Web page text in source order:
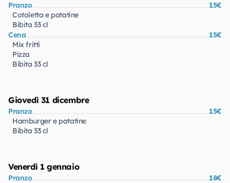
Pranzo
15€
Cotoletta e patatine
Bibita 33 cl
Cena
15€
Mix fritti
Pizza
Bibita 33 cl
Giovedì 31 dicembre
Pranzo
15€
Hamburger e patatine
Bibita 33 cl
Venerdì 1 gennaio
Pranzo
18€